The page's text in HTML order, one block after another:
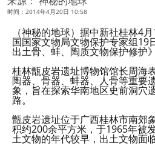
时间：2014年4月20日 10:58
（神秘的地球）据中新社桂林4
国国家文物局文物保护专家组19
出土骨、蚌、陶质文物保护修护
桂林甑皮岩遗址博物馆馆长周海
陶器、骨器、蚌器、人骨等重要
象，旨在探索华南地区史前洞穴
路。
甑皮岩遗址位于广西桂林市南郊
积约200余平方米，于1965年被
土文物的年代较早，出土文物面